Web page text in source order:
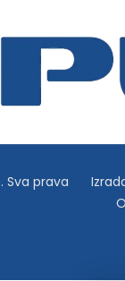
Sva prava